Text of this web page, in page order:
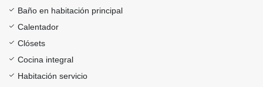
Baño en habitación principal
Calentador
Clósets
Cocina integral
Habitación servicio